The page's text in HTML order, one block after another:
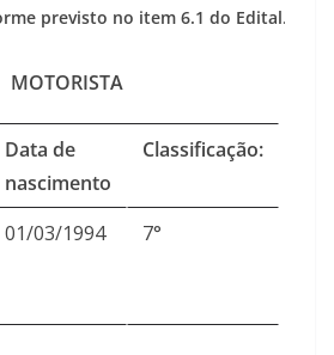
previsto no item 6.1 do Edital.
Data de
nascimento
Classificação:
01/03/1994 7°